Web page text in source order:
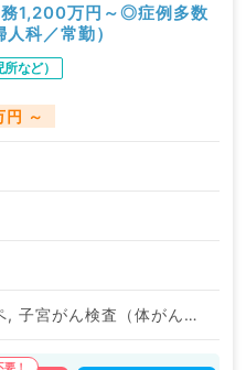
務1,200万円～◎症例多数
科／常勤）
など）
～
一般外来, オペ, 子宮がん検査（体がん）, 子宮がん検査（頚がん）